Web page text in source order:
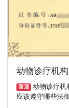
动物诊疗机
置顶 动物诊疗机
应该遵守哪些法